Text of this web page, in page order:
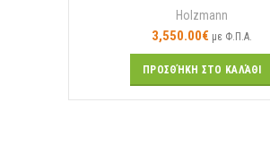
Holzmann
3,550.00€ με Φ.Π.Α.
ΠΡΟΣΘΉΚΗ ΣΤΟ ΚΑΛΆΘΙ